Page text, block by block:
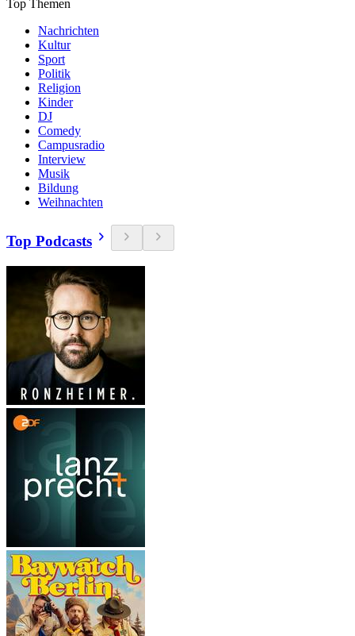
Top Themen
Nachrichten
Kultur
Sport
Politik
Religion
Kinder
DJ
Comedy
Campusradio
Interview
Musik
Bildung
Weihnachten
Top Podcasts